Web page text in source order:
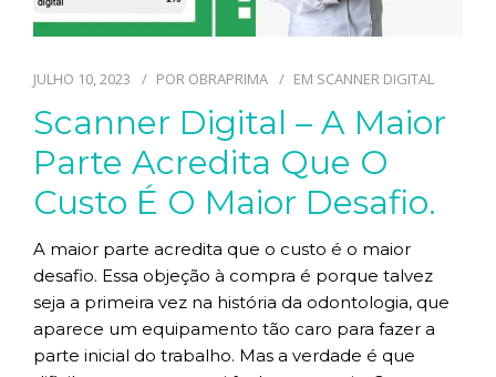
JULHO 10, 2023 POR OBRAPRIMA EM SCANNER DIGITAL
Scanner Digital – A Maior
Parte Acredita Que O
Custo É O Maior Desafio.
A maior parte acredita que o custo é o maior
desafio. Essa objeção à compra é porque talvez
seja a primeira vez na história da odontologia, que
aparece um equipamento tão caro para fazer a
parte inicial do trabalho. Mas a verdade é que